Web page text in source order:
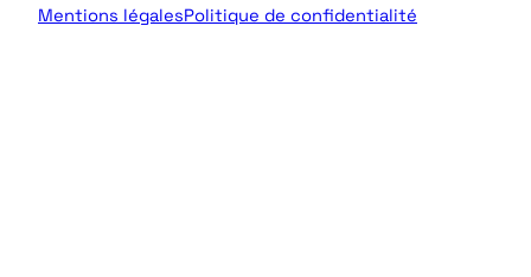
Mentions légalesPolitique de confidentialité